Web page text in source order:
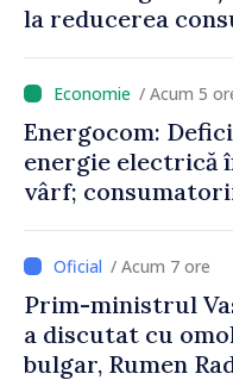
la reducerea
putem menține
un nivel mai mic”
/ Acum 5
Energocom:
energie electrică
vârf;
/ Acum 7 ore
Prim-ministrul
a discutat cu
bulgar, Rumen